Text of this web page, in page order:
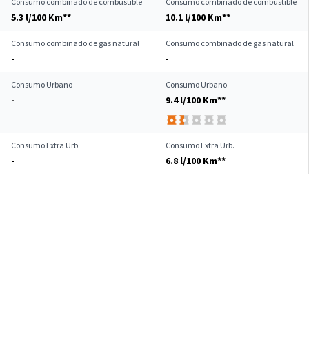
5.3 l/100 Km** 10.1 l/100 Km**
Consumo combinado de gas natural
-
Consumo combinado de gas natural
-
Consumo Urbano
-
Consumo Urbano
9.4 l/100 Km**
Consumo Extra Urb.
-
Consumo Extra Urb.
6.8 l/100 Km**